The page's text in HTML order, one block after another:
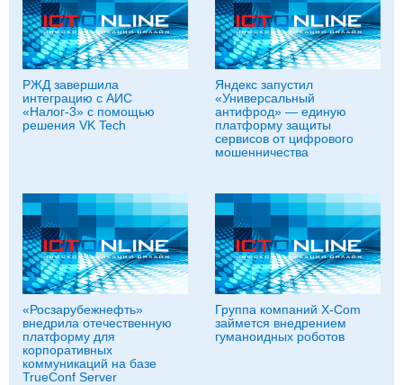
РЖД завершила
интеграцию с АИС
«Налог-3» с помощью
решения VK Tech
Яндекс запустил
«Универсальный
антифрод» — единую
платформу защиты
сервисов от цифрового
мошенничества
«Росзарубежнефть»
внедрила отечественную
платформу для
корпоративных
коммуникаций на базе
TrueConf Server
Группа компаний X-Com
займется внедрением
гуманоидных роботов